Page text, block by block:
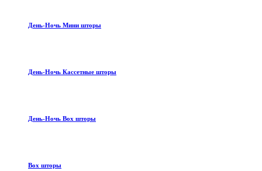
День-Ночь Мини шторы
День-Ночь Кассетные шторы
День-Ночь Box шторы
Box шторы